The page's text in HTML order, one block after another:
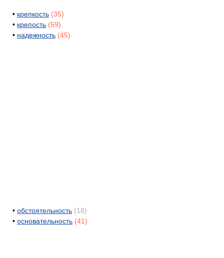
• крепкость (35)
• крепость (59)
• надежность (45)
• обстоятельность (18)
• основательность (41)